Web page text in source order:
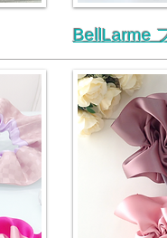
BellLarme